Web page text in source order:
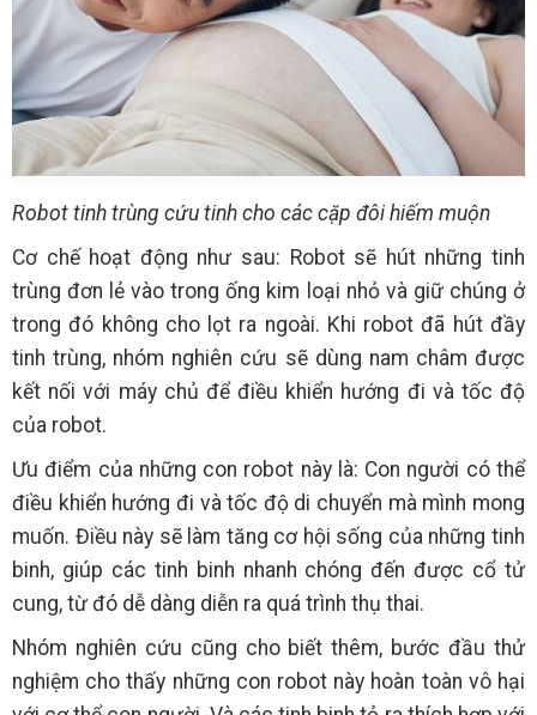
Robot tinh trùng cứu tinh cho các cặp đôi hiếm muộn
Cơ chế hoạt động như sau: Robot sẽ hút những tinh
trùng đơn lẻ vào trong ống kim loại nhỏ và giữ chúng ở
trong đó không cho lọt ra ngoài. Khi robot đã hút đầy
tinh trùng, nhóm nghiên cứu sẽ dùng nam châm được
kết nối với máy chủ để điều khiển hướng đi và tốc độ
của robot.
Ưu điểm của những con robot này là: Con người có thể
điều khiển hướng đi và tốc độ di chuyển mà mình mong
muốn. Điều này sẽ làm tăng cơ hội sống của những tinh
binh, giúp các tinh binh nhanh chóng đến được cổ tử
cung, từ đó dễ dàng diễn ra quá trình thụ thai.
Nhóm nghiên cứu cũng cho biết thêm, bước đầu thử
nghiệm cho thấy những con robot này hoàn toàn vô hại